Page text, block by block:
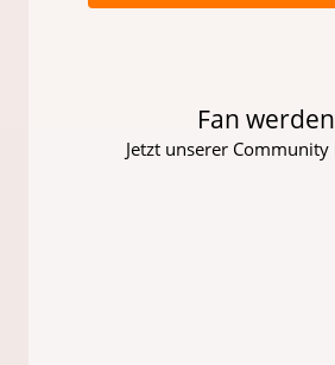
Fan werden
Jetzt unserer